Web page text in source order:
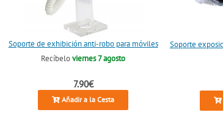
Soporte de exhibición anti-robo para móviles
Recíbeloviernes 7 agosto
7.90€
Añadir a la Cesta
Soporte